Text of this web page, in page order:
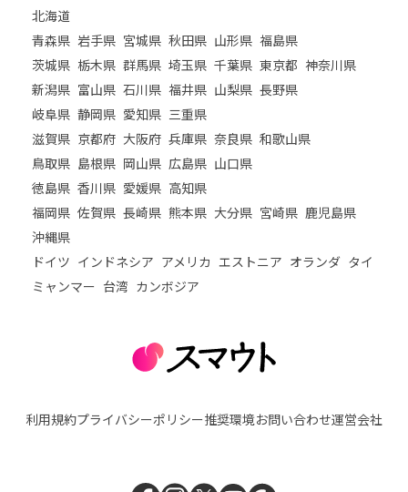
北海道
青森県 岩手県 宮城県 秋田県 山形県 福島県
茨城県 栃木県 群馬県 埼玉県 千葉県 東京都 神奈川県
新潟県 富山県 石川県 福井県 山梨県 長野県
岐阜県 静岡県 愛知県 三重県
滋賀県 京都府 大阪府 兵庫県 奈良県 和歌山県
鳥取県 島根県 岡山県 広島県 山口県
徳島県 香川県 愛媛県 高知県
福岡県 佐賀県 長崎県 熊本県 大分県 宮崎県 鹿児島県
沖縄県
ドイツ インドネシア アメリカ エストニア オランダ タイ
ミャンマー 台湾 カンボジア
利用規約プライバシーポリシー推奨環境お問い合わせ運営会社